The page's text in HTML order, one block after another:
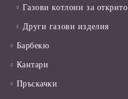
Газови котлони за открито
Други газови изделия
Барбекю
Кантари
Пръскачки